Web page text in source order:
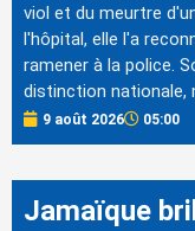
viol et du meurtre
l'hôpital, elle l'a
ramener à la police.
distinction nationale,
9 août 2026 05:00
Jamaïque